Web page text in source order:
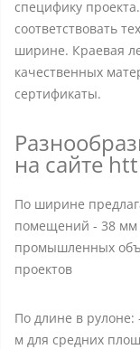
специфику
соответствовать
ширине. Краевая
качественных
сертификаты.
на сайте
По ширине
помещений - 38 мм
промышленных
проектов
По длине в рулоне:
м для средних